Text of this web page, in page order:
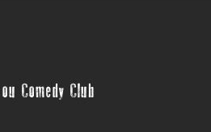
Comedy Club